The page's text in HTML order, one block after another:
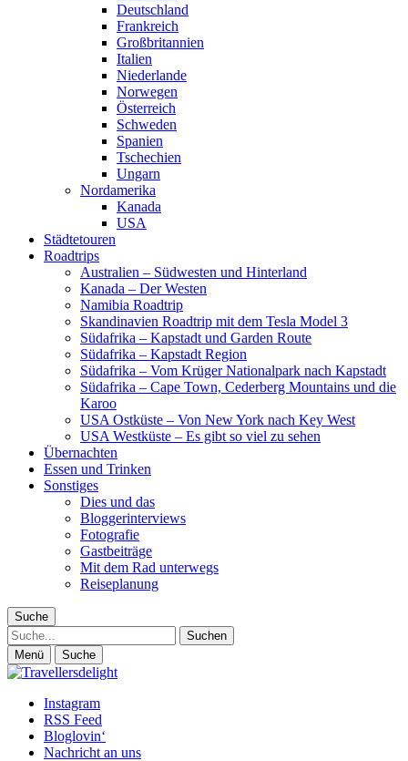
Deutschland
Frankreich
Großbritannien
Italien
Niederlande
Norwegen
Österreich
Schweden
Spanien
Tschechien
Ungarn
Nordamerika
Kanada
USA
Städtetouren
Roadtrips
Australien – Südwesten und Hinterland
Kanada – Der Westen
Namibia Roadtrip
Skandinavien Roadtrip mit dem Tesla Model 3
Südafrika – Kapstadt und Garden Route
Südafrika – Kapstadt Region
Südafrika – Vom Krüger Nationalpark nach Kapstadt
Südafrika – Cape Town, Cederberg Mountains und die
Karoo
USA Ostküste – Von New York nach Key West
USA Westküste – Es gibt so viel zu sehen
Übernachten
Essen und Trinken
Sonstiges
Dies und das
Bloggerinterviews
Fotografie
Gastbeiträge
Mit dem Rad unterwegs
Reiseplanung
Suche
Suche
Menü Suche
Instagram
RSS Feed
Bloglovin‘
Nachricht an uns